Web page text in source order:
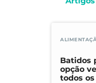
Batidos
opção
todos